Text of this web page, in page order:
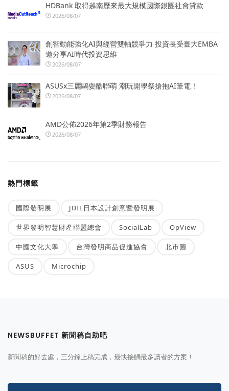
HDBank 取得越南歷來最大規模國際銀團社會貸款
2026/08/07
創智動能強化AI與經營雙軸競爭力 投資長受臺大EMBA
邀分享AI時代投資思維
2026/08/07
ASUSx三麗鷗耍酷聯萌 潮玩開學祭搶抱AI筆電！
2026/08/07
AMD公佈2026年第2季財務報告
2026/08/07
熱門標籤
國際發明展 JDIE日本設計創意暨發明展
世界發明智慧財產聯盟總會 SocialLab OpView
中國文化大學 台灣發明商品促進協會 北市圖
ASUS Microchip
NEWSBUFFET 新聞稿自助吧
新聞稿的好去處，三分鐘上稿完成，最快接觸最多讀者的方案！